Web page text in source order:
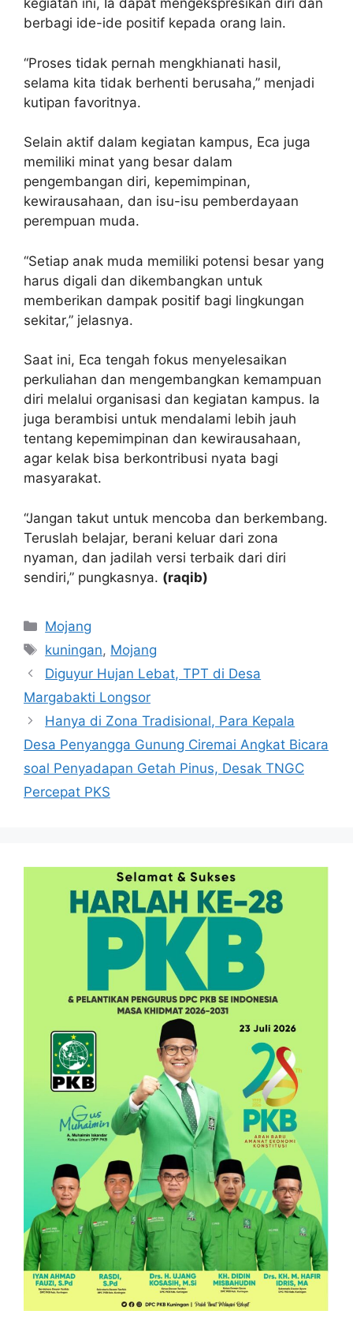
kegiatan ini, Ia dapat mengekspresikan diri dan
berbagi ide-ide positif kepada orang lain.
“Proses tidak pernah mengkhianati hasil,
selama kita tidak berhenti berusaha,” menjadi
kutipan favoritnya.
Selain aktif dalam kegiatan kampus, Eca juga
memiliki minat yang besar dalam
pengembangan diri, kepemimpinan,
kewirausahaan, dan isu-isu pemberdayaan
perempuan muda.
“Setiap anak muda memiliki potensi besar yang
harus digali dan dikembangkan untuk
memberikan dampak positif bagi lingkungan
sekitar,” jelasnya.
Saat ini, Eca tengah fokus menyelesaikan
perkuliahan dan mengembangkan kemampuan
diri melalui organisasi dan kegiatan kampus. Ia
juga berambisi untuk mendalami lebih jauh
tentang kepemimpinan dan kewirausahaan,
agar kelak bisa berkontribusi nyata bagi
masyarakat.
“Jangan takut untuk mencoba dan berkembang.
Teruslah belajar, berani keluar dari zona
nyaman, dan jadilah versi terbaik dari diri
sendiri,” pungkasnya. (raqib)
Kategori
Mojang
Tag
kuningan, Mojang
Diguyur Hujan Lebat, TPT di Desa
Margabakti Longsor
Hanya di Zona Tradisional, Para Kepala
Desa Penyangga Gunung Ciremai Angkat Bicara
soal Penyadapan Getah Pinus, Desak TNGC
Percepat PKS